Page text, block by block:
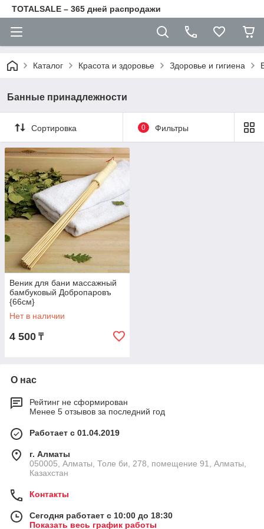
TOTALSALE – 365 дней распродажи
Каталог Красота и здоровье Здоровье и гигиена
Банные принадлежности
Сортировка 0 Фильтры
Веник для бани массажный
бамбуковый Добропаровъ
{66см}
Нет в наличии
4 500 ₸
О нас
Рейтинг не сформирован
Менее 5 отзывов за последний год
Работает с 01.04.2019
г. Алматы
050005, Алматы, Толе би, 278, помещение 91, Алматы,
Казахстан
Контакты
Сегодня работает с 10:00 до 18:30
Показать весь график работы